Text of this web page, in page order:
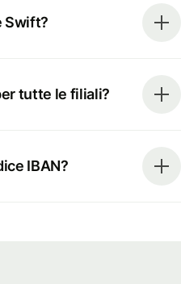
Swift?
tutte le filiali?
IBAN?